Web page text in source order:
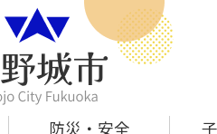
防災・安全